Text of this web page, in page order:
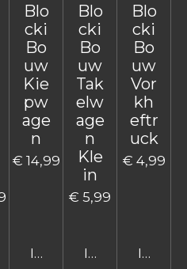
Blo
cki
Bo
uw
Kie
pw
age
n
€ 14,99
In winkelwagen
Blo
cki
Bo
uw
Tak
elw
age
n
Kle
in
€ 5,99
In
Blo
cki
Bo
uw
Vor
kh
eftr
uck
€ 4,99
In